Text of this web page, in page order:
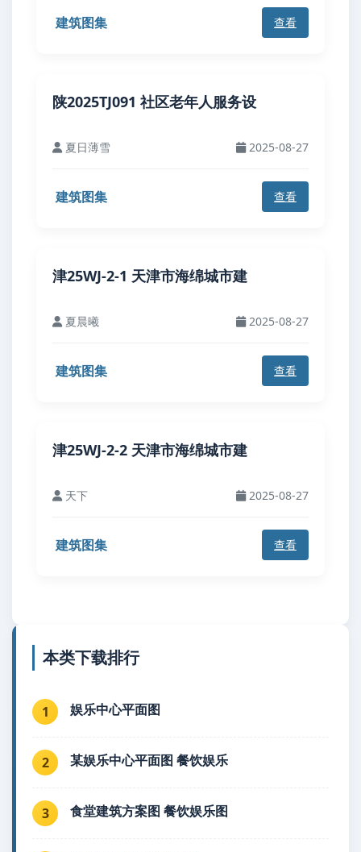
建筑图集 查看
陕2025TJ091 社区老年人服务设
夏日薄雪 2025-08-27
建筑图集 查看
津25WJ-2-1 天津市海绵城市建
夏晨曦 2025-08-27
建筑图集 查看
津25WJ-2-2 天津市海绵城市建
天下 2025-08-27
建筑图集 查看
本类下载排行
1 娱乐中心平面图
2 某娱乐中心平面图 餐饮娱乐
3 食堂建筑方案图 餐饮娱乐图